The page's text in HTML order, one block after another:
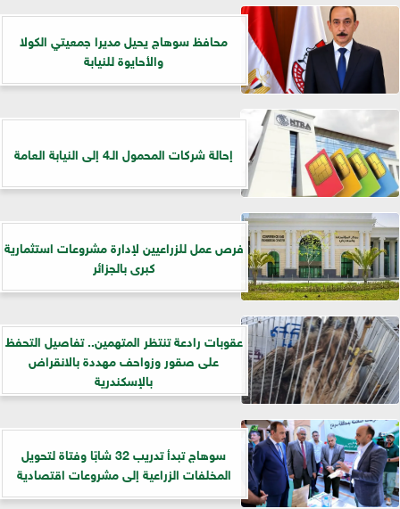
محافظ سوهاج يحيل مديرا جمعيتي الكولا
والأحايوة للنيابة
إحالة شركات المحمول الـ4 إلى النيابة العامة
فرص عمل للزراعيين لإدارة مشروعات استثمارية
كبرى بالجزائر
عقوبات رادعة تنتظر المتهمين.. تفاصيل التحفظ
على صقور وزواحف مهددة بالانقراض
بالإسكندرية
سوهاج تبدأ تدريب 32 شابًا وفتاة لتحويل
المخلفات الزراعية إلى مشروعات اقتصادية